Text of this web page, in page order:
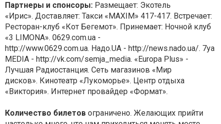
Партнеры и спонсоры: Размещает: Экотель
«Ирис». Доставляет: Такси «MAXIM» 417-417. Встречает:
Ресторан-клуб «Кот Бегемот». Принемает: Ночной клуб
«3 LIMONA». 0629.com.ua -
http://www.0629.com.ua. Надо.UA - http://news.nado.ua/. 7ya
MEDIA - http://vk.com/semja_media. «Europa Plus» -
Лучшая Радиостанция. Сеть магазинов «Мир
дисков». Кинотеатр «Лукоморье». Центр отдыха
«Виктория». Интернет провайдер «Формат».
Количество билетов ограничено. Желающих прийти